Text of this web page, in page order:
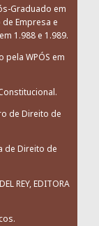
Graduado em
Empresa e
1.988 e 1.989.
WPÓS em
de Direito de
de Direito de
REY, EDITORA